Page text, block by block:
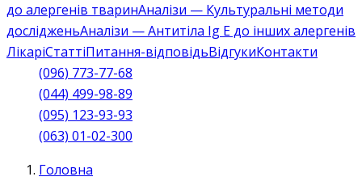
до алергенів тваринАналізи — Культуральні методи
дослідженьАналізи — Антитіла Ig E до інших алергенів
ЛікаріСтаттіПитання-відповідьВідгукиКонтакти
(096) 773-77-68
(044) 499-98-89
(095) 123-93-93
(063) 01-02-300
Головна